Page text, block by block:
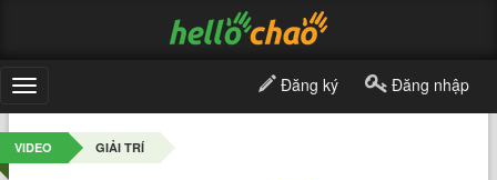
Toggle
navigation
Đăng ký Đăng nhập
VIDEO GIẢI TRÍ